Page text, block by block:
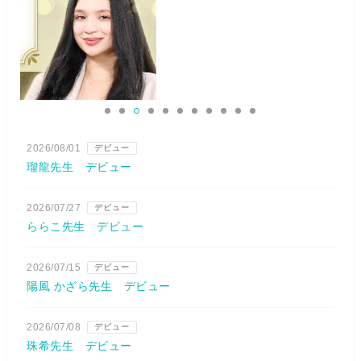
2026/08/01 デビュー
瑠龍先生 デビュー
2026/07/27 デビュー
ららこ先生 デビュー
2026/07/15 デビュー
陽風 かざら先生 デビュー
2026/07/08 デビュー
珠希先生 デビュー